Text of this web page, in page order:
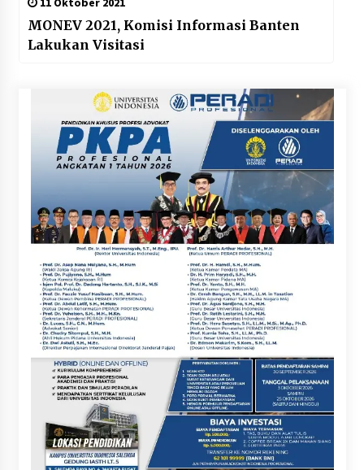
MONEV 2021, Komisi Informasi Banten
Lakukan Visitasi